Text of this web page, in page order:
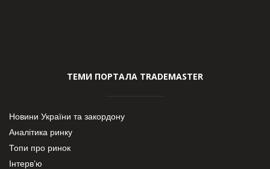
ТЕМИ ПОРТАЛА TRADEMASTER
Новини України та закордону
Аналітика ринку
Топи про ринок
Інтерв’ю